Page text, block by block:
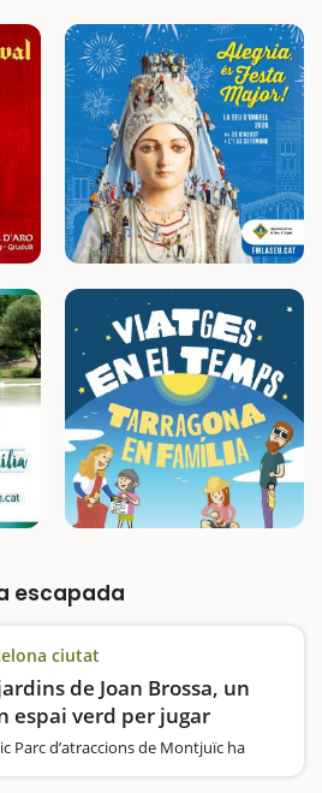
escapada
ciutat
de Joan Brossa, un
espai verd per jugar
Parc d’atraccions de Montjuïc ha